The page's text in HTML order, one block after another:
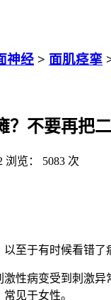
神经 > 面肌痉挛
？不要再把
浏览： 5083 次
至于有时候看错了
病变受到刺激异
见于女性。